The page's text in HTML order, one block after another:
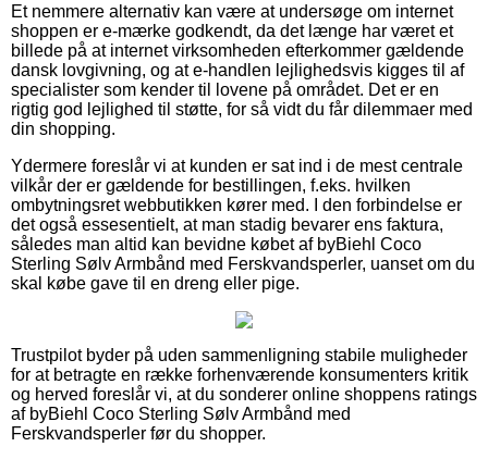
Et nemmere alternativ kan være at undersøge om internet
shoppen er e-mærke godkendt, da det længe har været et
billede på at internet virksomheden efterkommer gældende
dansk lovgivning, og at e-handlen lejlighedsvis kigges til af
specialister som kender til lovene på området. Det er en
rigtig god lejlighed til støtte, for så vidt du får dilemmaer med
din shopping.
Ydermere foreslår vi at kunden er sat ind i de mest centrale
vilkår der er gældende for bestillingen, f.eks. hvilken
ombytningsret webbutikken kører med. I den forbindelse er
det også essesentielt, at man stadig bevarer ens faktura,
således man altid kan bevidne købet af byBiehl Coco
Sterling Sølv Armbånd med Ferskvandsperler, uanset om du
skal købe gave til en dreng eller pige.
Trustpilot byder på uden sammenligning stabile muligheder
for at betragte en række forhenværende konsumenters kritik
og herved foreslår vi, at du sonderer online shoppens ratings
af byBiehl Coco Sterling Sølv Armbånd med
Ferskvandsperler før du shopper.